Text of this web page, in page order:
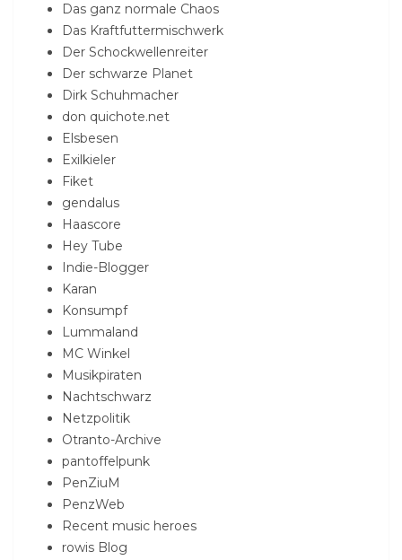
Das ganz normale Chaos
Das Kraftfuttermischwerk
Der Schockwellenreiter
Der schwarze Planet
Dirk Schuhmacher
don quichote.net
Elsbesen
Exilkieler
Fiket
gendalus
Haascore
Hey Tube
Indie-Blogger
Karan
Konsumpf
Lummaland
MC Winkel
Musikpiraten
Nachtschwarz
Netzpolitik
Otranto-Archive
pantoffelpunk
PenZiuM
PenzWeb
Recent music heroes
rowis Blog